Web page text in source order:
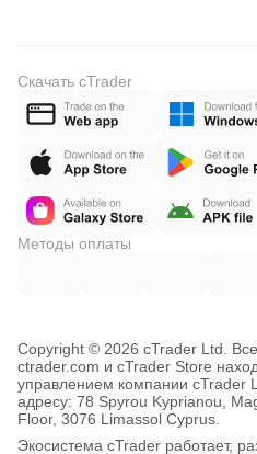
Скачать cTrader
Методы оплаты
Copyright © 2026 cTrader Ltd.
ctrader.com и cTrader Store
управлением компании cTrader
адресу: 78 Spyrou Kyprianou,
Floor, 3076 Limassol Cyprus.
Экосистема cTrader работает,